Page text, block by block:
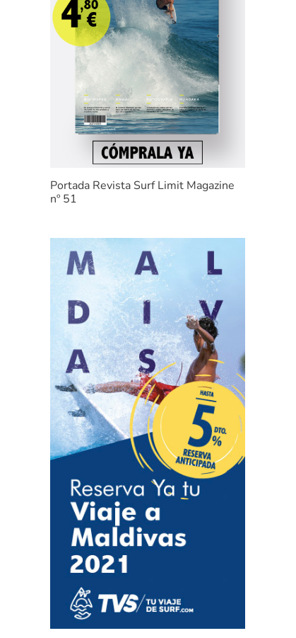
Portada Revista Surf Limit Magazine
nº 51